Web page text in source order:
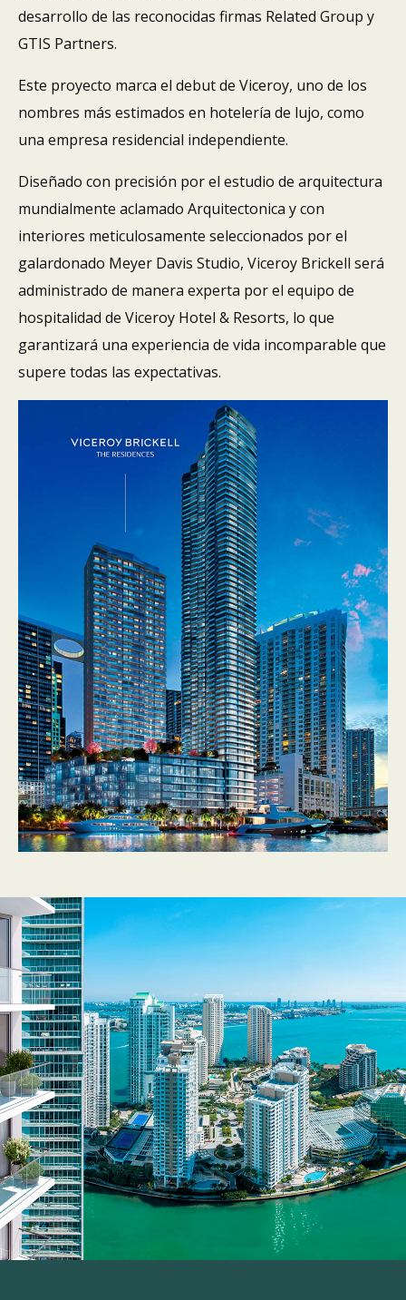
desarrollo de las reconocidas firmas Related Group y
GTIS Partners.
Este proyecto marca el debut de Viceroy, uno de los
nombres más estimados en hotelería de lujo, como
una empresa residencial independiente.
Diseñado con precisión por el estudio de arquitectura
mundialmente aclamado Arquitectonica y con
interiores meticulosamente seleccionados por el
galardonado Meyer Davis Studio, Viceroy Brickell será
administrado de manera experta por el equipo de
hospitalidad de Viceroy Hotel & Resorts, lo que
garantizará una experiencia de vida incomparable que
supere todas las expectativas.